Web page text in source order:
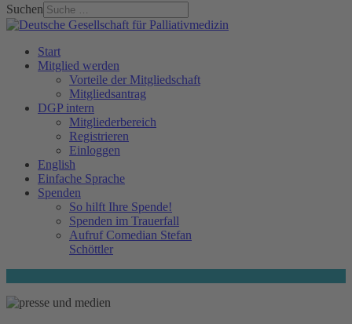
Suchen
Start
Mitglied werden
Vorteile der Mitgliedschaft
Mitgliedsantrag
DGP intern
Mitgliederbereich
Registrieren
Einloggen
English
Einfache Sprache
Spenden
So hilft Ihre Spende!
Spenden im Trauerfall
Aufruf Comedian Stefan
Schöttler